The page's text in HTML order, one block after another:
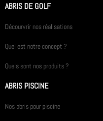
ABRIS DE GOLF
Décourvrir nos réalisations
Quel est notre concept ?
Quels sont nos produits ?
ABRIS PISCINE
Nos abris pour piscine